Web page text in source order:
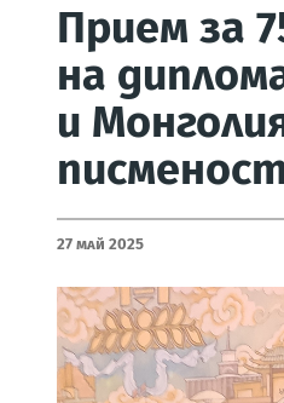
Прием за
на
и
27 Май 2025